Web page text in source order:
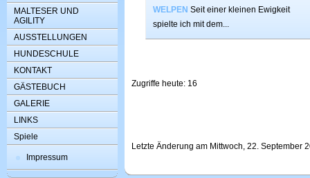
MALTESER UND
AGILITY
AUSSTELLUNGEN
HUNDESCHULE
KONTAKT
GÄSTEBUCH
GALERIE
LINKS
Spiele
Impressum
WELPEN Seit einer kleinen Ewigkeit
spielte ich mit dem...
Zugriffe heute: 16
Letzte Änderung am Mittwoch, 22. September